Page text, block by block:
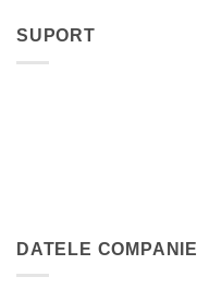
SUPORT
DATELE COMPANIEI